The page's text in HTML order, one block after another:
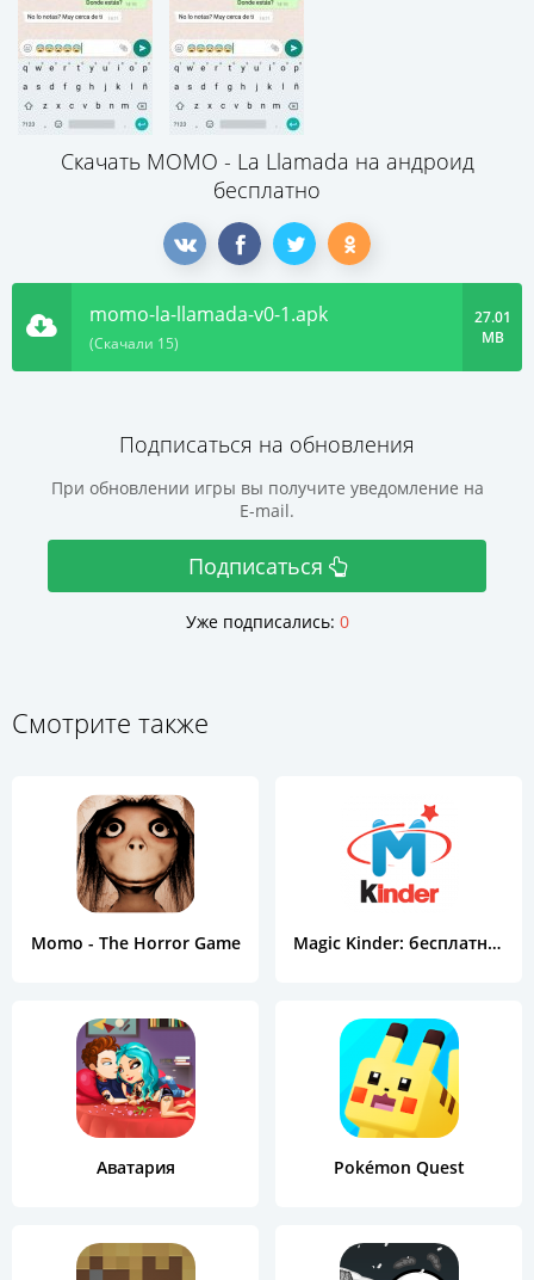
Скачать MOMO - La Llamada на андроид
бесплатно
momo-la-llamada-v0-1.apk
(Скачали 15)
27.01
MB
Подписаться на обновления
При обновлении игры вы получите уведомление на
E-mail.
Подписаться
Уже подписались: 0
Смотрите также
Momo - The Horror Game Magic Kinder: бесплатные игры
Аватария Pokémon Quest